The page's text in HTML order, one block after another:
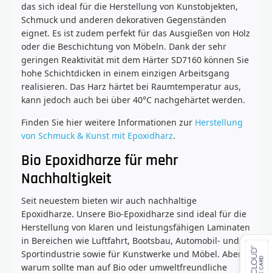
das sich ideal für die Herstellung von Kunstobjekten,
Schmuck und anderen dekorativen Gegenständen
eignet. Es ist zudem perfekt für das Ausgießen von Holz
oder die Beschichtung von Möbeln. Dank der sehr
geringen Reaktivität mit dem Härter SD7160 können Sie
hohe Schichtdicken in einem einzigen Arbeitsgang
realisieren. Das Harz härtet bei Raumtemperatur aus,
kann jedoch auch bei über 40°C nachgehärtet werden.
Finden Sie hier weitere Informationen zur Herstellung
von Schmuck & Kunst mit Epoxidharz.
Bio Epoxidharze für mehr
Nachhaltigkeit
Seit neuestem bieten wir auch nachhaltige
Epoxidharze. Unsere Bio-Epoxidharze sind ideal für die
Herstellung von klaren und leistungsfähigen Laminaten
in Bereichen wie Luftfahrt, Bootsbau, Automobil- und
Sportindustrie sowie für Kunstwerke und Möbel. Aber
warum sollte man auf Bio oder umweltfreundliche